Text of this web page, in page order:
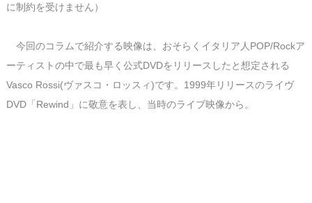
に制約を受けません）
今回のコラムで紹介する映像は、おそらくイタリア人POP/Rockア
ーティストの中で最も早く公式DVDをリリースしたと想定される
Vasco Rossi(ヴァスコ・ロッスィ)です。1999年リリースのライヴ
DVD「Rewind」に敬意を表し、当時のライブ映像から。